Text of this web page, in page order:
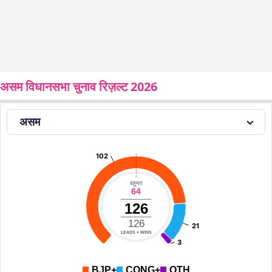
असम विधानसभा चुनाव रिज़ल्ट 2026